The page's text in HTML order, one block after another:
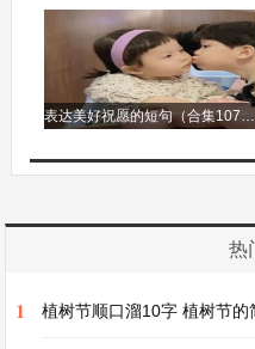
13. 探汤：把手伸到热
14. 决：裁决，判断.
15. 孰：谁，哪个.
16. 汝：你.
表达美好祝愿的短句（合集107句）
热
1 植树节顺口溜10字 植树节的